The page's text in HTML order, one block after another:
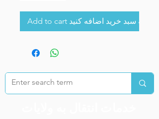
Add to cart به سبد خرید اضافه کنید